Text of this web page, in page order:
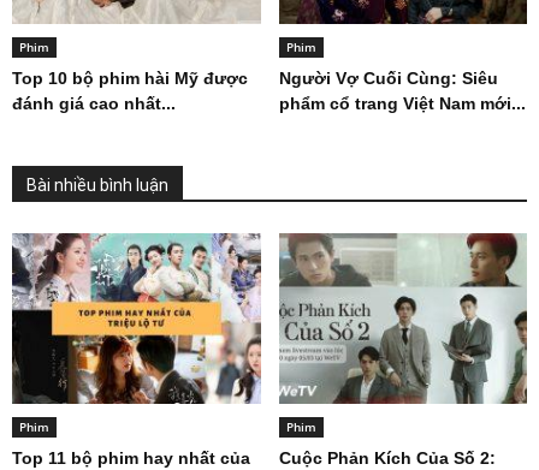
Phim
Top 10 bộ phim hài Mỹ được
đánh giá cao nhất...
Phim
Người Vợ Cuối Cùng: Siêu
phẩm cổ trang Việt Nam mới...
Bài nhiều bình luận
Phim
Top 11 bộ phim hay nhất của
Phim
Cuộc Phản Kích Của Số 2: